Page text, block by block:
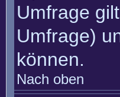
Umfrage
Umfrage)
können.
Nach oben